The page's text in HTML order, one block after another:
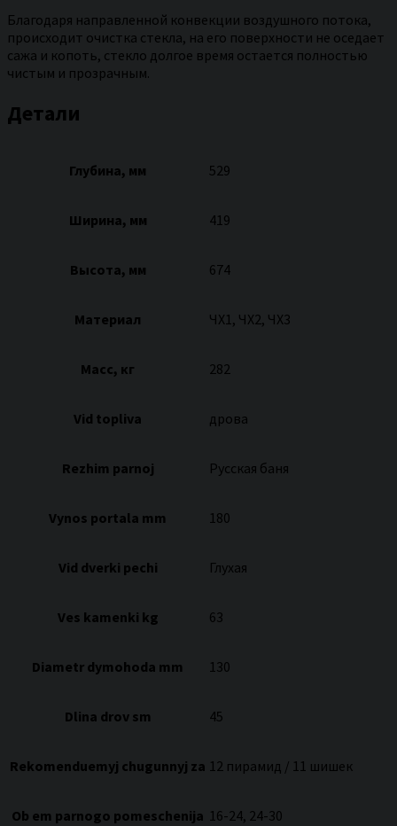
Благодаря направленной конвекции воздушного потока,
происходит очистка стекла, на его поверхности не оседает
сажа и копоть, стекло долгое время остается полностью
чистым и прозрачным.
Детали
Глубина, мм 529
Ширина, мм 419
Высота, мм 674
Материал ЧХ1, ЧХ2, ЧХ3
Масс, кг 282
Vid topliva дрова
Rezhim parnoj Русская баня
Vynos portala mm 180
Vid dverki pechi Глухая
Ves kamenki kg 63
Diametr dymohoda mm 130
Dlina drov sm 45
Rekomenduemyj chugunnyj za 12 пирамид / 11 шишек
Ob em parnogo pomeschenija 16-24, 24-30